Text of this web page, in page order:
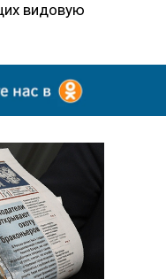
видовую